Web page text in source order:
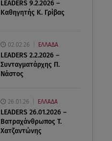
LEADERS 9.2.2026 –
Καθηγητής Κ. Γρίβας
02.02.26 ΕΛΛΑΔΑ
LEADERS 2.2.2026 –
Συνταγματάρχης Π.
Νάστος
26.01.26 ΕΛΛΑΔΑ
LEADERS 26.01.2026 –
Βατραχάνθρωπος Τ.
Χατζαντώνης